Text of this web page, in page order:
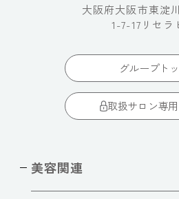
大阪府大阪市東淀
1-7-17リセラ
グループト
取扱サロン専
美容関連